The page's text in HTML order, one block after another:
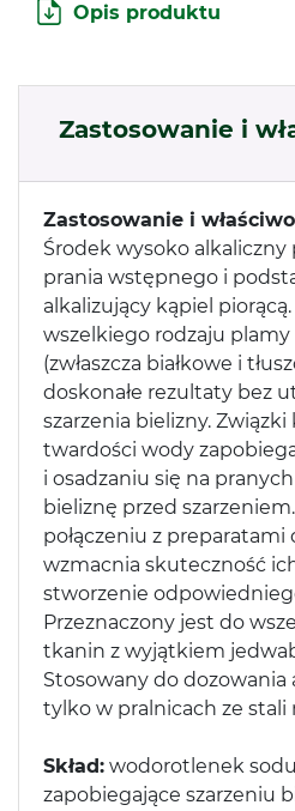
Opis produktu
Zastosowanie i
Zastosowanie i
Środek wysoko alkaliczny
prania wstępnego i
alkalizujący kąpiel
wszelkiego rodzaju plamy
(zwłaszcza białkowe i
doskonałe rezultaty bez
szarzenia bielizny.
twardości wody
i osadzaniu się na
bieliznę przed
połączeniu z
wzmacnia skuteczność
stworzenie
Przeznaczony jest do
tkanin z wyjątkiem
Stosowany do
tylko w pralnicach ze stali
Skład: wodorotlenek
zapobiegające szarzeniu